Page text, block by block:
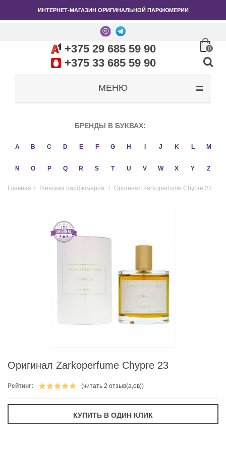
ИНТЕРНЕТ-МАГАЗИН ОРИГИНАЛЬНОЙ ПАРФЮМЕРИИ
+375 29 685 59 90
+375 33 685 59 90
0
МЕНЮ
БРЕНДЫ В БУКВАХ:
A B C D E F G H J K L M
N O P Q R S T U V W X Y Z
Главная / Женская парфюмерия / Оригинал Zarkoperfume Chypre 23
Оригинал Zarkoperfume Chypre 23
Рейтинг: (читать 2 отзыв(а,ов))